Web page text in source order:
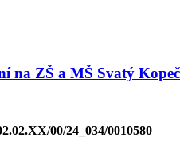
na ZŠ a MŠ Svatý
00/24_034/0010580